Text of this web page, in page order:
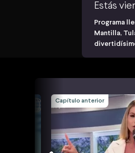
Estás
Programa
Mantilla,
Capítulo anterior